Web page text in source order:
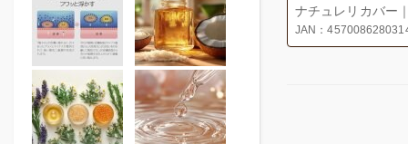
ナチュレリカバー
JAN：